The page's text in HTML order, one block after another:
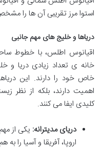
استوا مرز تقریبی آن ها را
دریاها و خلیج های مهم جانبی
اقیانوس اطلس، با خطوط
خانه ی تعداد زیادی دریا و
خاص خود را دارند. این
اهمیت دارند، بلکه از نظر
کلیدی ایفا می کنند.
دریای مدیترانه: یکی از
اروپا، آفریقا و آسیا را